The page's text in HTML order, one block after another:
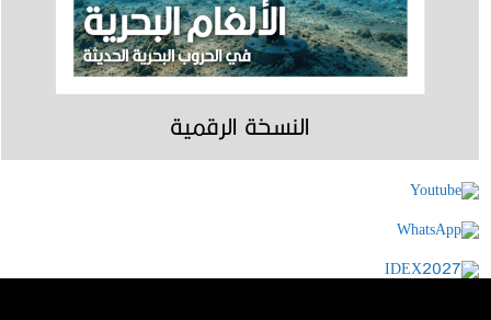
النسخة الرقمية